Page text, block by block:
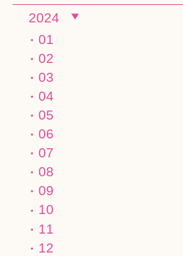
2024
01
02
03
04
05
06
07
08
09
10
11
12